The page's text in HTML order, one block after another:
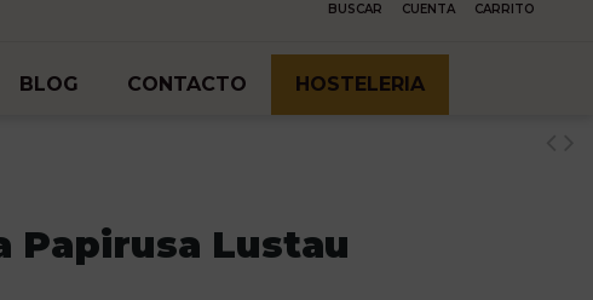
BUSCAR CUENTA CARRITO
BLOG CONTACTO HOSTELERIA
Papirusa Lustau